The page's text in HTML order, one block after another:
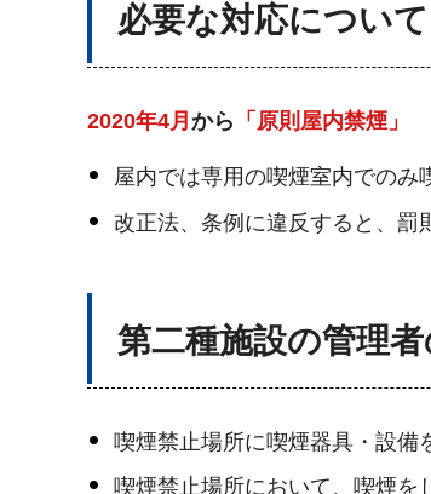
必要な対応について
2020年4月 から 「原則屋内禁煙」
屋内では専用の喫煙室内でのみ
改正法、条例に違反すると、罰
第二種施設の管理
喫煙禁止場所に喫煙器具・設備
喫煙禁止場所において、喫煙を